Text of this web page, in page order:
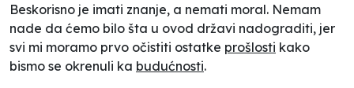
Beskorisno je imati znanje, a nemati moral. Nemam
nade da ćemo bilo šta u ovod državi nadograditi, jer
svi mi moramo prvo očistiti ostatke prošlosti kako
bismo se okrenuli ka budućnosti.